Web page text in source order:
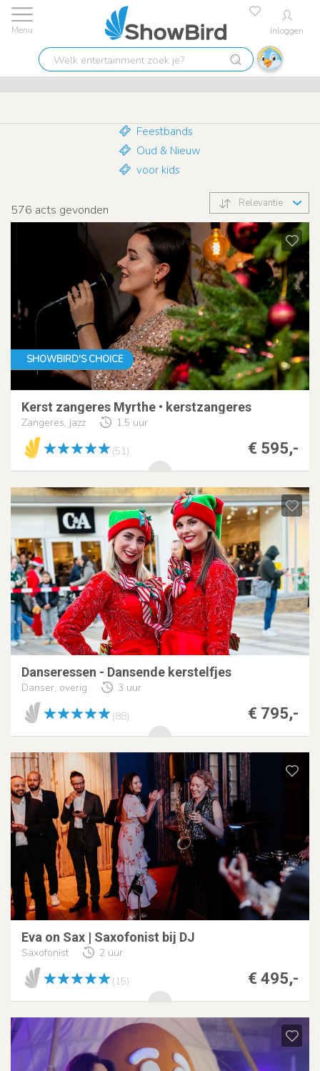
Inloggen
Welk
entertainment
zoek
Laagste prijs garantie 9.7
Kerst
Feestbands
Oud & Nieuw
voor kids
576 acts gevonden Relevantie
SHOWBIRD'S CHOICE
Kerst zangeres Myrthe • kerstzangeres
Zangeres, jazz 1,5 uur
€ 595,-
(51)
Danseressen - Dansende kerstelfjes
Danser, overig 3 uur
€ 795,-
(88)
Eva on Sax | Saxofonist bij DJ
Saxofonist 2 uur
€ 495,-
(15)